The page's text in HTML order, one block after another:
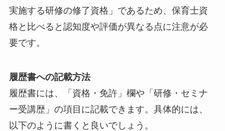
実施する研修の修了資格」であるため、保育士資
格と比べると認知度や評価が異なる点に注意が必
要です。
履歴書への記載方法
履歴書には、「資格・免許」欄や「研修・セミナ
ー受講歴」の項目に記載できます。具体的には、
以下のように書くと良いでしょう。